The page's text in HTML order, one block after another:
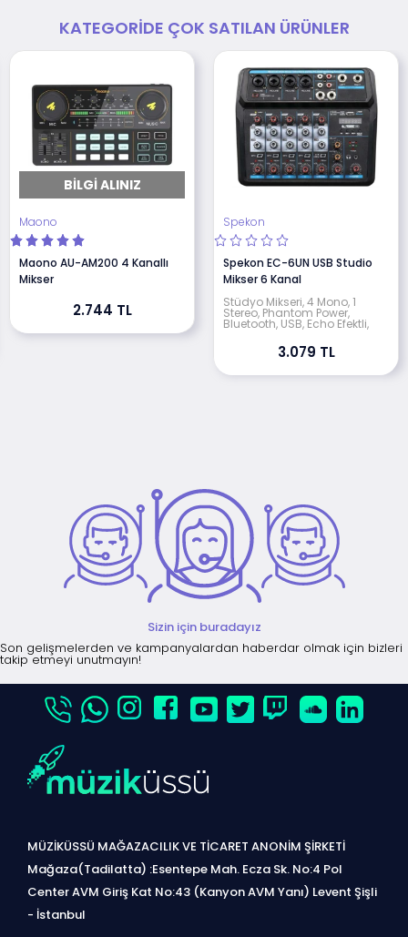
KATEGORIDE ÇOK SATILAN ÜRÜNLER
BILGI ALINIZ
Maono
Maono AU-AM200 4 Kanallı
Mikser
2.744 TL
Spekon
Spekon EC-6UN USB Studio
Mikser 6 Kanal
Stüdyo Mikseri, 4 Mono, 1
Stereo, Phantom Power,
Bluetooth, USB, Echo Efektli,
3.079 TL
Sizin için buradayız
Son gelişmelerden ve kampanyalardan haberdar olmak için bizleri
takip etmeyi unutmayın!
MÜZİKÜSSÜ MAĞAZACILIK VE TİCARET ANONİM ŞİRKETİ
Mağaza(Tadilatta) :Esentepe Mah. Ecza Sk. No:4 Pol
Center AVM Giriş Kat No:43 (Kanyon AVM Yanı) Levent Şişli
- İstanbul